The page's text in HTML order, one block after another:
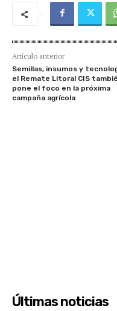
e
a
u
Artículo anterior
Semillas, insumos y
el Remate Litoral CIS
pone el foco en la próxima
campaña agrícola
Últimas noticias